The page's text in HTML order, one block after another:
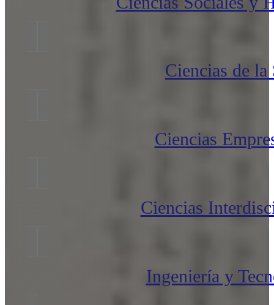
Ciencias de la
Ciencias
Ciencias
Ingeniería y